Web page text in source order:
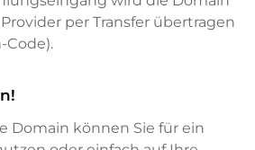
per Transfer übertragen
Code).
Domain können Sie für ein